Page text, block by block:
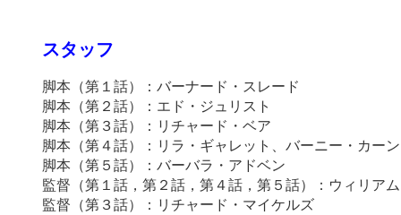
スタッフ
脚本（第１話）：バーナード・スレード
脚本（第２話）：エド・ジュリスト
脚本（第３話）：リチャード・ベア
脚本（第４話）：リラ・ギャレット、バーニー・カーン
脚本（第５話）：バーバラ・アドベン
監督（第１話，第２話，第４話，第５話）：ウィリア
監督（第３話）：リチャード・マイケルズ